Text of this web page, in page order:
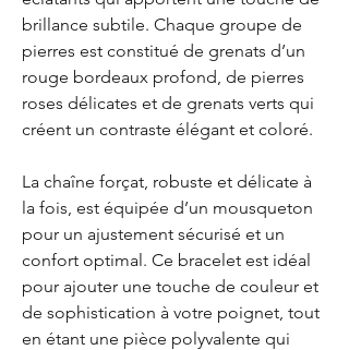
brillance subtile. Chaque groupe de
pierres est constitué de grenats d’un
rouge bordeaux profond, de pierres
roses délicates et de grenats verts qui
créent un contraste élégant et coloré.
La chaîne forçat, robuste et délicate à
la fois, est équipée d’un mousqueton
pour un ajustement sécurisé et un
confort optimal. Ce bracelet est idéal
pour ajouter une touche de couleur et
de sophistication à votre poignet, tout
en étant une pièce polyvalente qui